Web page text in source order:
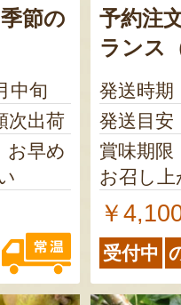
節の
中旬
次出荷
お早め
予約注
ランス
発送時期
発送目安
賞味期限
お召し
￥
受付中